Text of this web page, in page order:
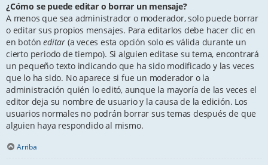
¿Cómo se puede editar o borrar un mensaje?
A menos que sea administrador o moderador, solo puede borrar
o editar sus propios mensajes. Para editarlos debe hacer clic en
en botóneditar (a veces esta opción solo es válida durante un
cierto periodo de tiempo). Si alguien editase su tema, encontrará
un pequeño texto indicando que ha sido modificado y las veces
que lo ha sido. No aparece si fue un moderador o la
administración quién lo editó, aunque la mayoría de las veces el
editor deja su nombre de usuario y la causa de la edición. Los
usuarios normales no podrán borrar sus temas después de que
alguien haya respondido al mismo.
Arriba